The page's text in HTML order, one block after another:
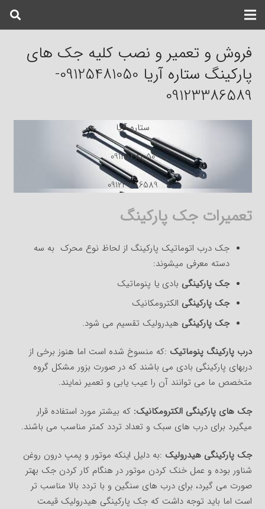
فروش و تعمیر و نصب کلیه جک های
پارکینگ ستاره آریا 09125481050-
09123386589
ستاره آریا
09125481050
09123386589
تعمیرات جک پارکینگ
جک درب اتوماتیک پارکینگ از لحاظ نوع محرک به سه
دسته معرفی میشوند:
جک پارکینگی بادی یا پنوماتیک
جک پارکینگی الکترومکانیک
جک پارکینگی هیدرولیک تقسیم می شود.
درب پارکینگ پنوماتیک :که منسوخ شده است اما هنوز برخی از
دربهای پارکینگی بادی می باشند که در صورت بزور مشکل گروه
متخصص ما می توانند آن را عیب یابی و تعمیر نمایند.
جک های پارکینگی الکترومکانیک:که بیشتر مورد استفاده قرار
میگیرد برای درب های سبک و تعداد تردد کمتر مناسب می باشند.
جک پارکینگی هیدرولیک :به دلیل اینکه موتور و پمپ درون روغن
شناور بوده و عمل خنک کردن موتور در هنگام کار کردن جک بهتر
صورت می گیرد، برای درب های سنگین و با تردد بالا مناسب تر
است اما باید توجه داشت که جک پارکینگی هیدرولیک قیمت